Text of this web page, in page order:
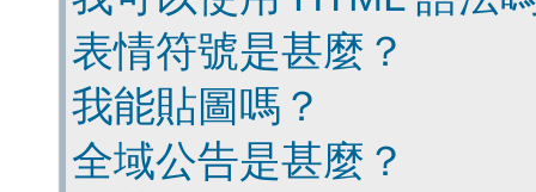
表情符號是甚麼？
我能貼圖嗎？
全域公告是甚麼？